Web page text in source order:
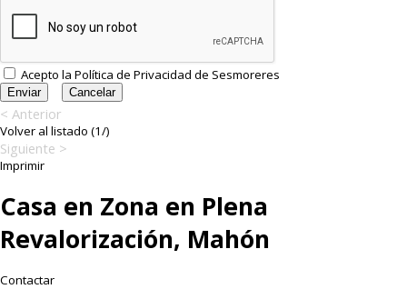
Acepto la Política de Privacidad de Sesmoreres
< Anterior
Volver al listado (1/)
Siguiente >
Imprimir
Casa en Zona en Plena
Revalorización, Mahón
Contactar